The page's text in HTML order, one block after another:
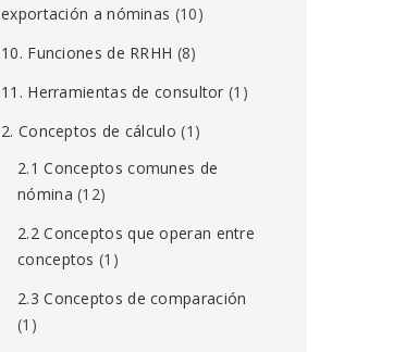
exportación a nóminas (10)
10. Funciones de RRHH (8)
11. Herramientas de consultor (1)
2. Conceptos de cálculo (1)
2.1 Conceptos comunes de
nómina (12)
2.2 Conceptos que operan entre
conceptos (1)
2.3 Conceptos de comparación
(1)